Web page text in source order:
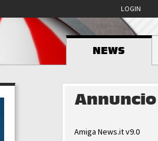
LOGIN
NEWS
Annuncio
Amiga News.it v9.0